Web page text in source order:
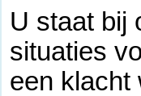
U staat bij
situaties
een klacht